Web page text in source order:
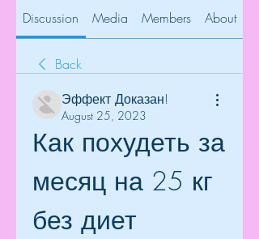
Discussion Media Members About
Back
Эффект Доказан!
August 25, 2023
Как похудеть за
месяц на 25 кг
без диет